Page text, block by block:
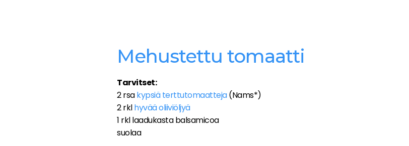
Mehustettu tomaatti
Tarvitset:
2 rsakypsiä terttutomaatteja(Nams*)
2 rklhyvää oliiviöljyä
1 rkl laadukasta balsamicoa
suolaa